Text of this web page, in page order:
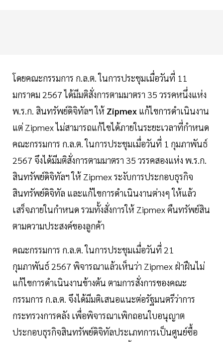
โดยคณะกรรมการ ก.ล.ต. ในการประชุมเมื่อวันที่ 11
มกราคม 2567 ได้มีมติสั่งการตามมาตรา 35 วรรคหนึ่งแห่ง
พ.ร.ก. สินทรัพย์ดิจิทัลฯ ให้ Zipmex แก้ไขการดำเนินงาน
แต่ Zipmex ไม่สามารถแก้ไขได้ภายในระยะเวลาที่กำหนด
คณะกรรมการ ก.ล.ต. ในการประชุมเมื่อวันที่ 1 กุมภาพันธ์
2567 จึงได้มีมติสั่งการตามมาตรา 35 วรรคสองแห่ง พ.ร.ก.
สินทรัพย์ดิจิทัลฯ ให้ Zipmex ระงับการประกอบธุรกิจ
สินทรัพย์ดิจิทัล และแก้ไขการดำเนินงานต่างๆ ให้แล้ว
เสร็จภายในกำหนด รวมทั้งสั่งการให้ Zipmex คืนทรัพย์สิน
ตามความประสงค์ของลูกค้า
คณะกรรมการ ก.ล.ต. ในการประชุมเมื่อวันที่ 21
กุมภาพันธ์ 2567 พิจารณาแล้วเห็นว่า Zipmex ฝ่าฝืนไม่
แก้ไขการดำเนินงานข้างต้น ตามการสั่งการของคณะ
กรรมการ ก.ล.ต. จึงได้มีมติเสนอแนะต่อรัฐมนตรีว่าการ
กระทรวงการคลัง เพื่อพิจารณาเพิกถอนใบอนุญาต
ประกอบธุรกิจสินทรัพย์ดิจิทัลประเภทการเป็นศูนย์ซื้อ